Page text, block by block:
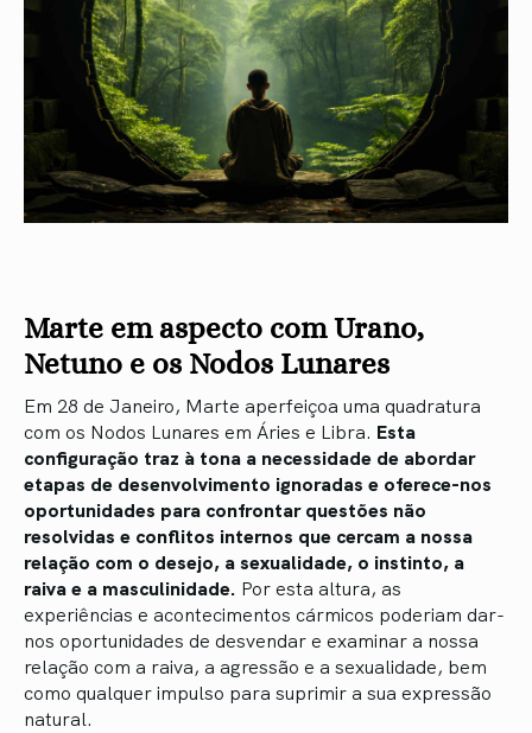
Marte em aspecto com Urano,
Netuno e os Nodos Lunares
Em 28 de Janeiro, Marte aperfeiçoa uma quadratura
com os Nodos Lunares em Áries e Libra. Esta
configuração traz à tona a necessidade de abordar
etapas de desenvolvimento ignoradas e oferece-nos
oportunidades para confrontar questões não
resolvidas e conflitos internos que cercam a nossa
relação com o desejo, a sexualidade, o instinto, a
raiva e a masculinidade. Por esta altura, as
experiências e acontecimentos cármicos poderiam dar-
nos oportunidades de desvendar e examinar a nossa
relação com a raiva, a agressão e a sexualidade, bem
como qualquer impulso para suprimir a sua expressão
natural.